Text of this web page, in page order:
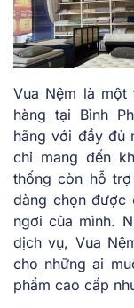
Vua Nệm là
hàng tại Bình
hãng với đầy đủ
chỉ mang đến
thống còn hỗ
dàng chọn được
ngơi của mình.
dịch vụ, Vua
cho những ai
phẩm cao cấp